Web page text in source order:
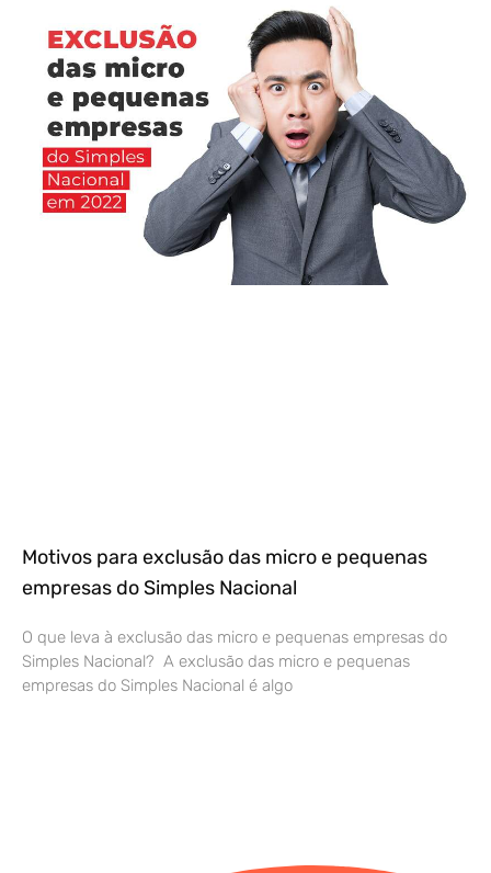
Motivos para exclusão das micro e pequenas
empresas do Simples Nacional
O que leva à exclusão das micro e pequenas empresas do
Simples Nacional? A exclusão das micro e pequenas
empresas do Simples Nacional é algo